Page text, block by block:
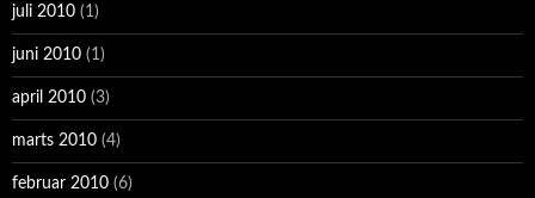
juli 2010 (1)
juni 2010 (1)
april 2010 (3)
marts 2010 (4)
februar 2010 (6)